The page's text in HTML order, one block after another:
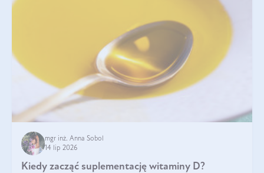
mgr inż. Anna Sobol
14 lip 2026
Kiedy zacząć suplementację witaminy D?